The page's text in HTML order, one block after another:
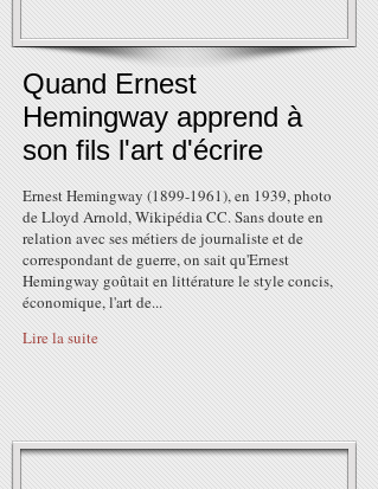
Quand Ernest
Hemingway apprend à
son fils l'art d'écrire
Ernest Hemingway (1899-1961), en 1939, photo
de Lloyd Arnold, Wikipédia CC. Sans doute en
relation avec ses métiers de journaliste et de
correspondant de guerre, on sait qu'Ernest
Hemingway goûtait en littérature le style concis,
économique, l'art de...
Lire la suite